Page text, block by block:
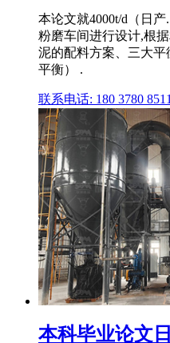
本论文就4000t/d（日
粉磨车间进行设计,根
泥的配料方案、三大
平衡） .
联系电话: 180 3780 8511
本科毕业论文